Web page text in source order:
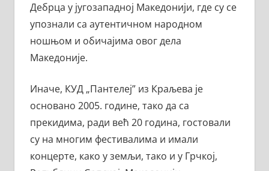
Дебрца у југозападној Македонији, где су се
упознали са аутентичном народном
ношњом и обичајима овог дела
Македоније.
Иначе, КУД „Пантелеј” из Краљева је
основано 2005. године, тако да са
прекидима, ради већ 20 година, гостовали
су на многим фестивалима и имали
концерте, како у земљи, тако и у Грчкој,